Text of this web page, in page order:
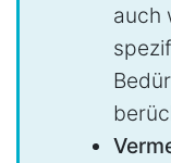
auch